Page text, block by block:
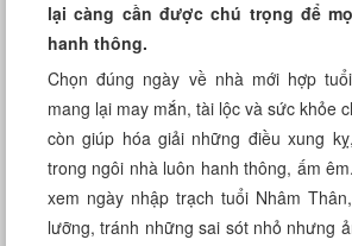
Cung hoàng đạo
lại càng cần được chú trọng để
hanh thông.
Chọn đúng ngày về nhà mới hợp tuổi
mang lại may mắn, tài lộc và sức khỏe
còn giúp hóa giải những điều xung
trong ngôi nhà luôn hanh thông, ấm
xem ngày nhập trạch tuổi Nhâm
lưỡng, tránh những sai sót nhỏ nhưng